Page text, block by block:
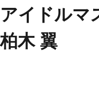
アイドルマ
柏木 翼